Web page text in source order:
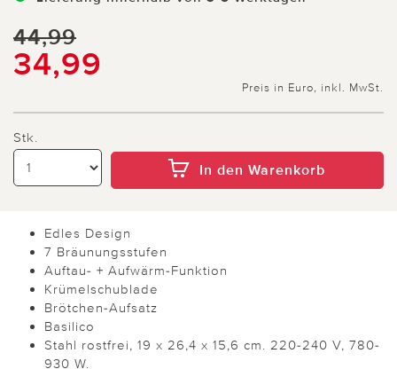
44,99
34,99
Preis in Euro, inkl. MwSt.
Stk.
In den Warenkorb
Edles Design
7 Bräunungsstufen
Auftau- + Aufwärm-Funktion
Krümelschublade
Brötchen-Aufsatz
Basilico
Stahl rostfrei, 19 x 26,4 x 15,6 cm. 220-240 V, 780-
930 W.